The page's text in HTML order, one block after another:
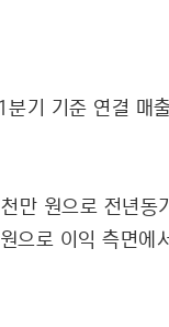
기 기준 연결 매
만 원으로 전년동
로 이익 측면에서